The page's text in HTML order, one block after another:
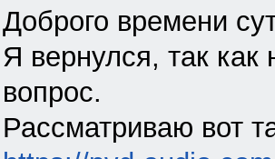
Доброго времени
Я вернулся, так
вопрос.
Рассматриваю вот